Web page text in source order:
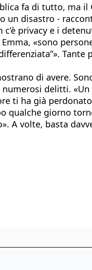
fa di tutto, ma il
disastro -
c’è privacy e i
«sono
di avere.
delitti.
ti ha già
qualche giorno
A volte, basta